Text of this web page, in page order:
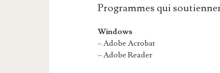
Programmes qui
Windows
– Adobe Acrobat
– Adobe Reader